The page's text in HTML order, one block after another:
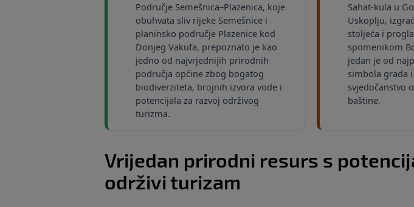
Područje Semešnica–Plazenica, koje
obuhvata sliv rijeke Semešnice i
planinsko područje Plazenice kod
Donjeg Vakufa, prepoznato je kao
jedno od najvrjednijih prirodnih
područja općine zbog bogatog
biodiverziteta, brojnih izvora vode i
potencijala za razvoj održivog
turizma.
Sahat-kula u
Uskoplju,
stoljeća i
spomenikom
jedan je od
simbola grada
svjedočanstvo
baštine.
Vrijedan prirodni resurs s
održivi turizam